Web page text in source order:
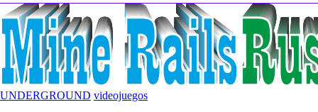
UNDERGROUND videojuegos